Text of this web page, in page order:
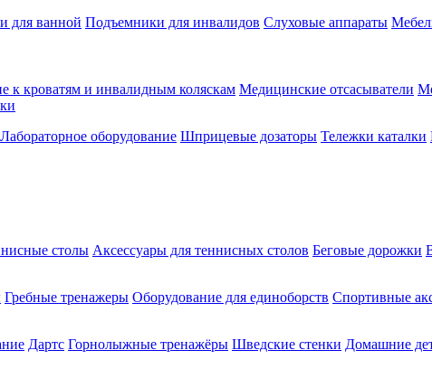
для ванной Подъемники для инвалидов Слуховые аппараты
к кроватям и инвалидным коляскам Медицинские отсасыватели
Лабораторное оборудование Шприцевые дозаторы Тележки каталки
столы Аксессуары для теннисных столов Беговые дорожки
Гребные тренажеры Оборудование для единоборств Спортивные
Дартс Горнолыжные тренажёры Шведские стенки Домашние